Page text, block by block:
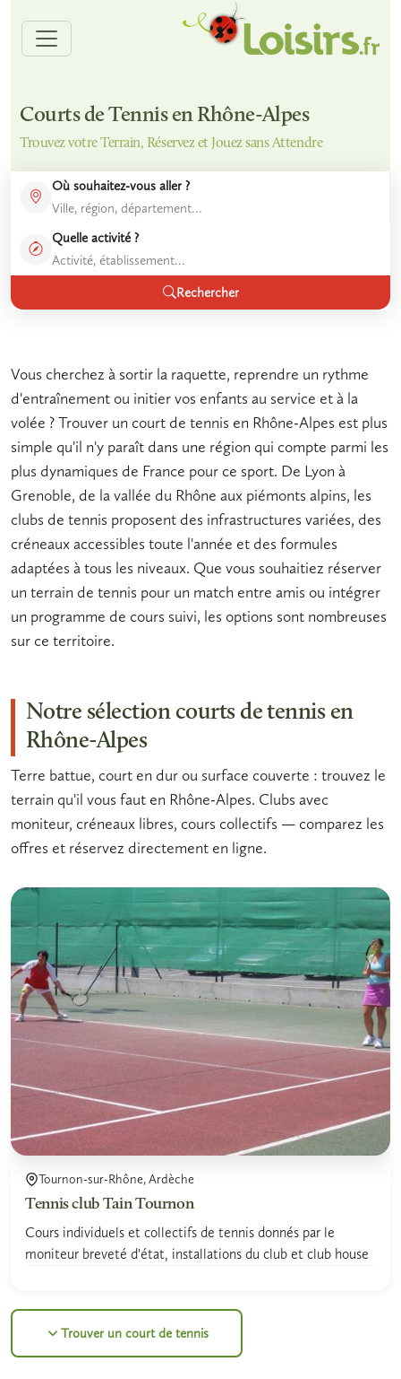
Courts de Tennis en Rhône-Alpes
Trouvez votre Terrain, Réservez et Jouez sans Attendre
Où souhaitez-vous aller ?
Quelle activité ?
Rechercher
Vous cherchez à sortir la raquette, reprendre un rythme
d'entraînement ou initier vos enfants au service et à la
volée ? Trouver un court de tennis en Rhône-Alpes est plus
simple qu'il n'y paraît dans une région qui compte parmi les
plus dynamiques de France pour ce sport. De Lyon à
Grenoble, de la vallée du Rhône aux piémonts alpins, les
clubs de tennis proposent des infrastructures variées, des
créneaux accessibles toute l'année et des formules
adaptées à tous les niveaux. Que vous souhaitiez réserver
un terrain de tennis pour un match entre amis ou intégrer
un programme de cours suivi, les options sont nombreuses
sur ce territoire.
Notre sélection courts de tennis en
Rhône-Alpes
Terre battue, court en dur ou surface couverte : trouvez le
terrain qu'il vous faut en Rhône-Alpes. Clubs avec
moniteur, créneaux libres, cours collectifs — comparez les
offres et réservez directement en ligne.
Tournon-sur-Rhône, Ardèche
Tennis club Tain Tournon
Cours individuels et collectifs de tennis donnés par le
moniteur breveté d'état, installations du club et club house
Trouver un court de tennis